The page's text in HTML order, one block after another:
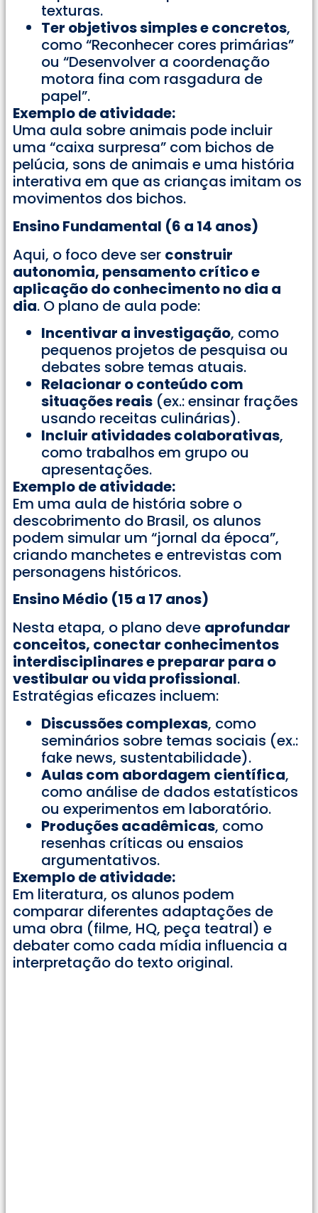
texturas.
Ter objetivos simples e concretos,
como “Reconhecer cores primárias”
ou “Desenvolver a coordenação
motora fina com rasgadura de
papel”.
Exemplo de atividade:
Uma aula sobre animais pode incluir
uma “caixa surpresa” com bichos de
pelúcia, sons de animais e uma história
interativa em que as crianças imitam os
movimentos dos bichos.
Ensino Fundamental (6 a 14 anos)
Aqui, o foco deve ser construir
autonomia, pensamento crítico e
aplicação do conhecimento no dia a
dia. O plano de aula pode:
Incentivar a investigação, como
pequenos projetos de pesquisa ou
debates sobre temas atuais.
Relacionar o conteúdo com
situações reais (ex.: ensinar frações
usando receitas culinárias).
Incluir atividades colaborativas,
como trabalhos em grupo ou
apresentações.
Exemplo de atividade:
Em uma aula de história sobre o
descobrimento do Brasil, os alunos
podem simular um “jornal da época”,
criando manchetes e entrevistas com
personagens históricos.
Ensino Médio (15 a 17 anos)
Nesta etapa, o plano deve aprofundar
conceitos, conectar conhecimentos
interdisciplinares e preparar para o
vestibular ou vida profissional.
Estratégias eficazes incluem:
Discussões complexas, como
seminários sobre temas sociais (ex.:
fake news, sustentabilidade).
Aulas com abordagem científica,
como análise de dados estatísticos
ou experimentos em laboratório.
Produções acadêmicas, como
resenhas críticas ou ensaios
argumentativos.
Exemplo de atividade:
Em literatura, os alunos podem
comparar diferentes adaptações de
uma obra (filme, HQ, peça teatral) e
debater como cada mídia influencia a
interpretação do texto original.